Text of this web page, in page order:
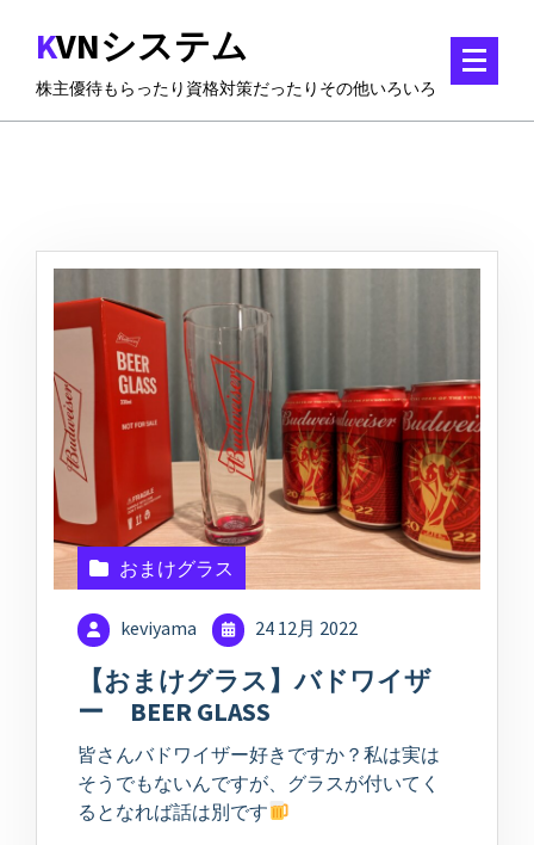
ツ
KVNシステム
株主優待もらったり資格対策だったりその他いろいろ
おまけグラス
keviyama 24 12月 2022
【おまけグラス】バドワイザ
ー BEER GLASS
皆さんバドワイザー好きですか？私は実は
そうでもないんですが、グラスが付いてく
るとなれば話は別です